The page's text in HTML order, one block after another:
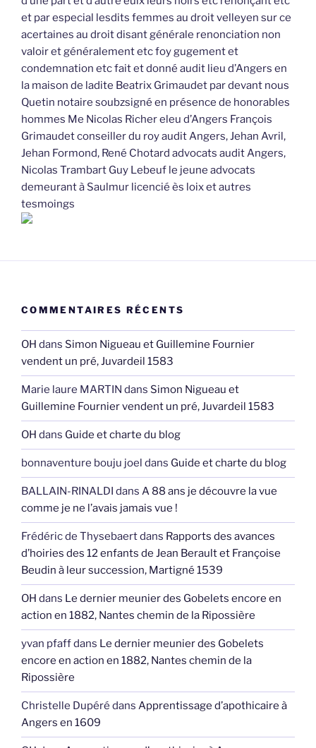
et par especial lesdits femmes au droit velleyen sur ce
acertaines au droit disant générale renonciation non
valoir et généralement etc foy gugement et
condemnation etc fait et donné audit lieu d’Angers en
la maison de ladite Beatrix Grimaudet par devant nous
Quetin notaire soubzsigné en présence de honorables
hommes Me Nicolas Richer eleu d’Angers François
Grimaudet conseiller du roy audit Angers, Jehan Avril,
Jehan Formond, René Chotard advocats audit Angers,
Nicolas Trambart Guy Lebeuf le jeune advocats
demeurant à Saulmur licencié ès loix et autres
tesmoings
COMMENTAIRES RÉCENTS
OH dans Simon Nigueau et Guillemine Fournier
vendent un pré, Juvardeil 1583
Marie laure MARTIN dans Simon Nigueau et
Guillemine Fournier vendent un pré, Juvardeil 1583
OH dans Guide et charte du blog
bonnaventure bouju joel dans Guide et charte du blog
BALLAIN-RINALDI dans A 88 ans je découvre la vue
comme je ne l’avais jamais vue !
Frédéric de Thysebaertdans Rapports des avances
d’hoiries des 12 enfants de Jean Berault et Françoise
Beudin à leur succession, Martigné 1539
OH dans Le dernier meunier des Gobelets encore en
action en 1882, Nantes chemin de la Ripossière
yvan pfaffdans Le dernier meunier des Gobelets
encore en action en 1882, Nantes chemin de la
Ripossière
Christelle Dupéré dans Apprentissage d’apothicaire à
Angers en 1609